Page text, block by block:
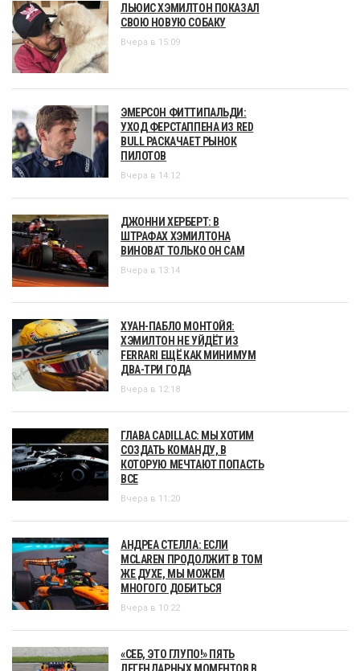
ЛЬЮИС ХЭМИЛТОН ПОКАЗАЛ
СВОЮ НОВУЮ СОБАКУ
Вчера в 15:09
ЭМЕРСОН ФИТТИПАЛЬДИ:
УХОД ФЕРСТАППЕНА ИЗ RED
BULL РАСКАЧАЕТ РЫНОК
ПИЛОТОВ
Вчера в 14:12
ДЖОННИ ХЕРБЕРТ: В
ШТРАФАХ ХЭМИЛТОНА
ВИНОВАТ ТОЛЬКО ОН САМ
Вчера в 13:14
ХУАН-ПАБЛО МОНТОЙЯ:
ХЭМИЛТОН НЕ УЙДЁТ ИЗ
FERRARI ЕЩЁ КАК МИНИМУМ
ДВА-ТРИ ГОДА
Вчера в 12:18
ГЛАВА CADILLAC: МЫ ХОТИМ
СОЗДАТЬ КОМАНДУ, В
КОТОРУЮ МЕЧТАЮТ ПОПАСТЬ
ВСЕ
Вчера в 11:20
АНДРЕА СТЕЛЛА: ЕСЛИ
MCLAREN ПРОДОЛЖИТ В ТОМ
ЖЕ ДУХЕ, МЫ МОЖЕМ
МНОГОГО ДОБИТЬСЯ
Вчера в 10:22
«СЕБ, ЭТО ГЛУПО!» ПЯТЬ
ЛЕГЕНДАРНЫХ МОМЕНТОВ В